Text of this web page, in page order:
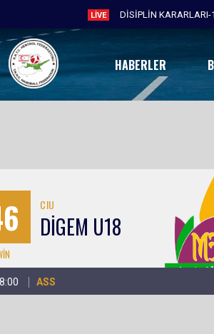
LIVE DİSİPLİN
HABERLER
CIU
DİGEM U18
ASS